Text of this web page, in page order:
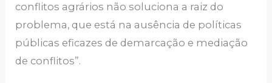
conflitos agrários não soluciona a raiz do
problema, que está na ausência de políticas
públicas eficazes de demarcação e mediação
de conflitos”.